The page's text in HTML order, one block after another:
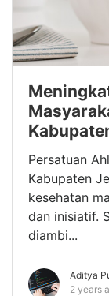
Persatuan
Kabupaten
kesehatan
dan inisiatif.
diambi...
Aditya
2 years